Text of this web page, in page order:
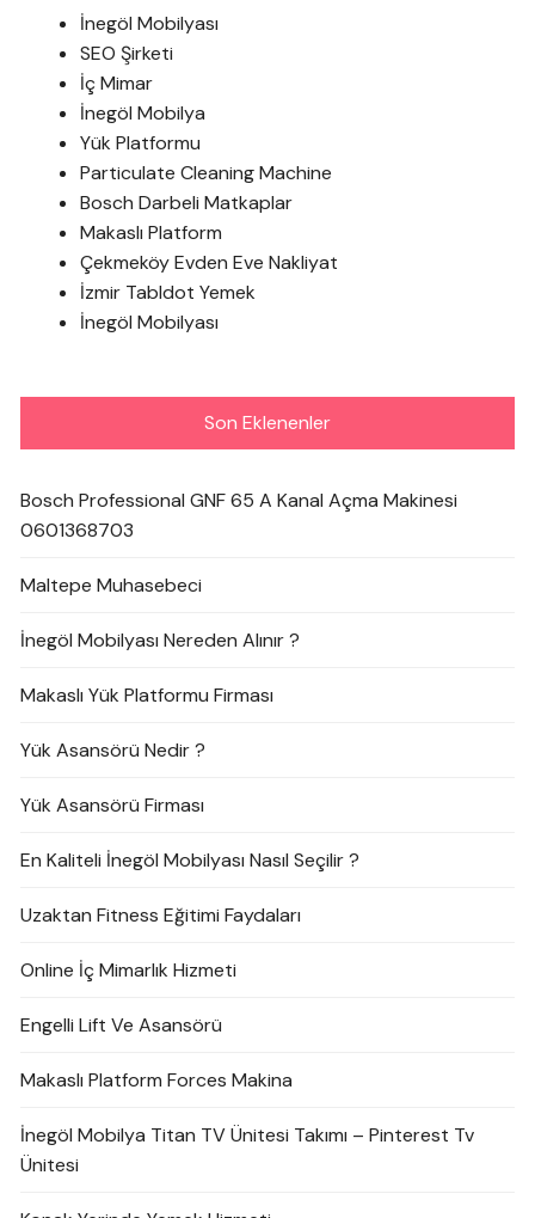
İnegöl Mobilyası
SEO Şirketi
İç Mimar
İnegöl Mobilya
Yük Platformu
Particulate Cleaning Machine
Bosch Darbeli Matkaplar
Makaslı Platform
Çekmeköy Evden Eve Nakliyat
İzmir Tabldot Yemek
İnegöl Mobilyası
Son Eklenenler
Bosch Professional GNF 65 A Kanal Açma Makinesi
0601368703
Maltepe Muhasebeci
İnegöl Mobilyası Nereden Alınır ?
Makaslı Yük Platformu Firması
Yük Asansörü Nedir ?
Yük Asansörü Firması
En Kaliteli İnegöl Mobilyası Nasıl Seçilir ?
Uzaktan Fitness Eğitimi Faydaları
Online İç Mimarlık Hizmeti
Engelli Lift Ve Asansörü
Makaslı Platform Forces Makina
İnegöl Mobilya Titan TV Ünitesi Takımı – Pinterest Tv
Ünitesi